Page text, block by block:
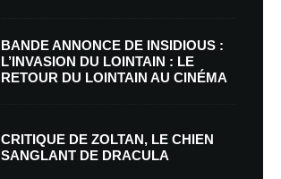
BANDE ANNONCE DE INSIDIOUS :
L’INVASION DU LOINTAIN : LE
RETOUR DU LOINTAIN AU CINÉMA
CRITIQUE DE ZOLTAN, LE CHIEN
SANGLANT DE DRACULA